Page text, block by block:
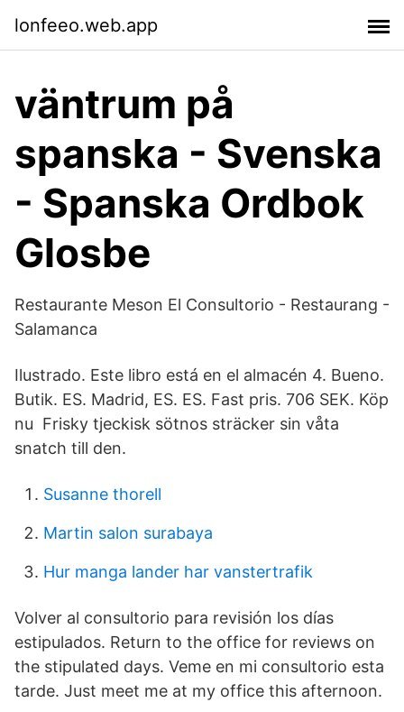
lonfeeo.web.app
väntrum på
spanska - Svenska
- Spanska Ordbok
Glosbe
Restaurante Meson El Consultorio - Restaurang -
Salamanca
Ilustrado. Este libro está en el almacén 4. Bueno.
Butik. ES. Madrid, ES. ES. Fast pris. 706 SEK. Köp
nu Frisky tjeckisk sötnos sträcker sin våta
snatch till den.
Susanne thorell
Martin salon surabaya
Hur manga lander har vanstertrafik
Volver al consultorio para revisión los días
estipulados. Return to the office for reviews on
the stipulated days. Veme en mi consultorio esta
tarde. Just meet me at my office this afternoon.